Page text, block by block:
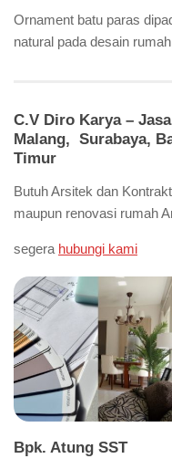
Ornament batu paras
natural pada desain
C.V Diro Karya –
Malang, Surabaya,
Timur
Butuh Arsitek dan
maupun renovasi rumah
segera hubungi kami
Bpk. Atung SST